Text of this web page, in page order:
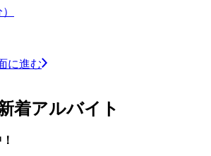
に進む
着アルバイト